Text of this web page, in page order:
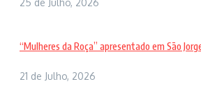
“Mulheres da Roça” apresentado em São
21 de Julho, 2026